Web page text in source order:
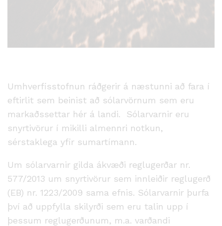
Umhverfisstofnun ráðgerir á næstunni að fara í
eftirlit sem beinist að sólarvörnum sem eru
markaðssettar hér á landi. Sólarvarnir eru
snyrtivörur í mikilli almennri notkun,
sérstaklega yfir sumartímann.
Um sólarvarnir gilda ákvæði reglugerðar nr.
577/2013 um snyrtivörur sem innleiðir reglugerð
(EB) nr. 1223/2009 sama efnis. Sólarvarnir þurfa
því að uppfylla skilyrði sem eru talin upp í
þessum reglugerðunum, m.a. varðandi